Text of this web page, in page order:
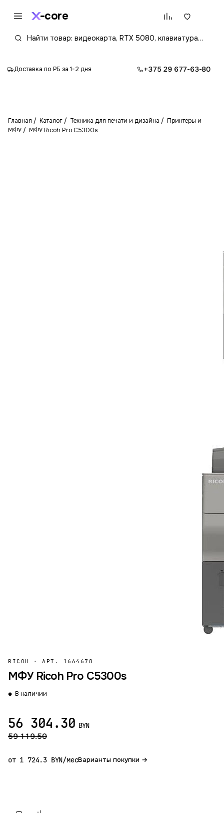
core
Доставка по РБ за 1-2 дня +375 29 677-63-80
Главная Каталог Техника для печати и дизайна
Принтеры и
МФУ
МФУ Ricoh Pro C5300s
RICOH · АРТ. 1664678
МФУ Ricoh Pro C5300s
В наличии
56 304.30 BYN
59 119.50
от 1 724.3 BYN/месВарианты покупки →